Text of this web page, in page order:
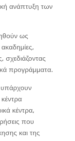
ανάπτυξη των
ως
σχεδιάζοντας
προγράμματα.
υπάρχουν
κέντρα,
που
και της